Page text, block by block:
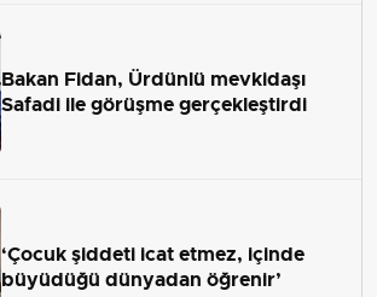
Bakan Fidan, Ürdünlü mevkidaşı
Safadi ile görüşme gerçekleştirdi
‘Çocuk şiddeti icat etmez, içinde
büyüdüğü dünyadan öğrenir’